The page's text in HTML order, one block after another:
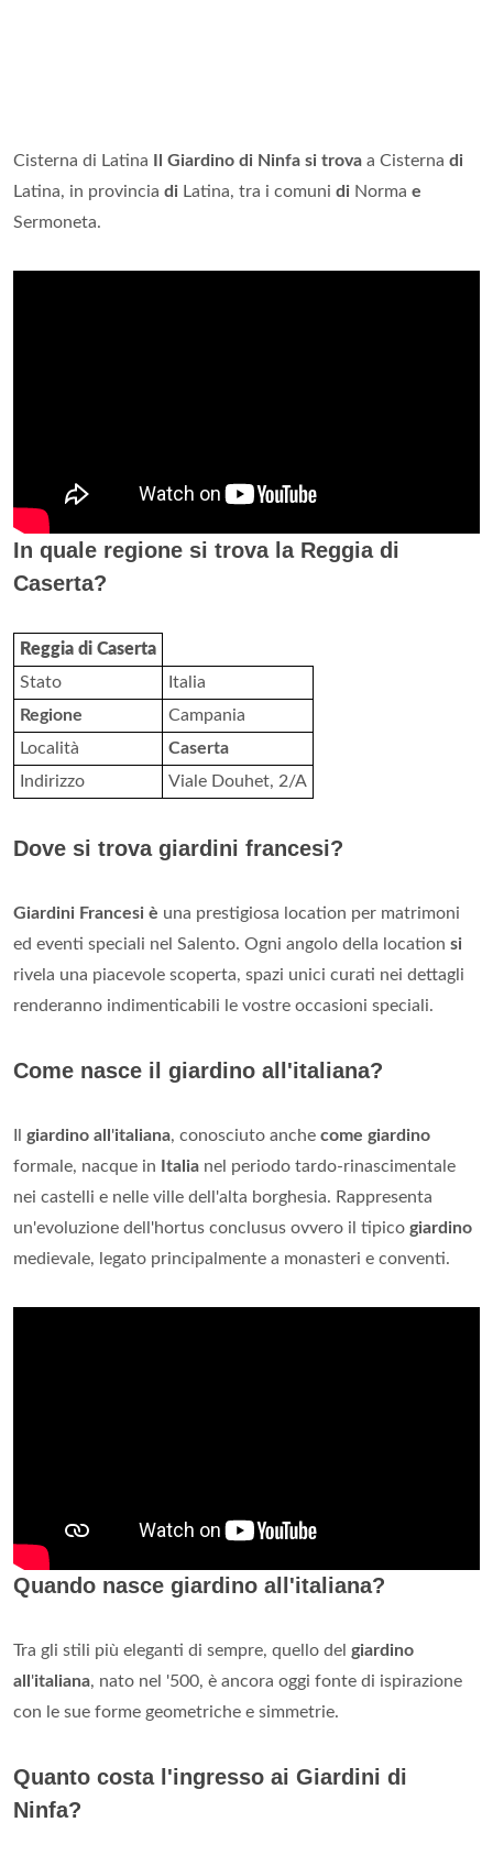
Cisterna di Latina Il Giardino di Ninfa si trova a Cisterna di
Latina, in provincia di Latina, tra i comuni di Norma e
Sermoneta.
In quale regione si trova la Reggia di
Caserta?
Reggia di Caserta
Stato
Italia
Regione
Campania
Località
Caserta
Indirizzo
Viale Douhet, 2/A
Dove si trova giardini francesi?
Giardini Francesi è una prestigiosa location per matrimoni
ed eventi speciali nel Salento. Ogni angolo della location si
rivela una piacevole scoperta, spazi unici curati nei dettagli
renderanno indimenticabili le vostre occasioni speciali.
Come nasce il giardino all'italiana?
giardino all 'italiana, conosciuto anche come giardino
formale, nacque in
Italia nel periodo tardo-rinascimentale
nei castelli e nelle ville dell'alta borghesia. Rappresenta
un'evoluzione dell'hortus conclusus ovvero il tipico giardino
medievale, legato principalmente a monasteri e conventi.
Quando nasce giardino all'italiana?
Tra gli stili più eleganti di sempre, quello del giardino
all 'italiana, nato nel '500, è ancora oggi fonte di ispirazione
con le sue forme geometriche e simmetrie.
Quanto costa l'ingresso ai Giardini di
Ninfa?